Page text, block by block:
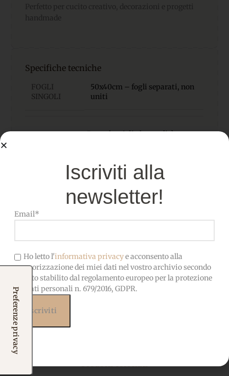
Specifiche tecniche
FOGLI
SINGOLI
50x40cm – fogli separati, non
uniti
Pannolenci di alta qualità,
Iscriviti alla
newsletter!
Email*
Ho letto l'informativa privacye acconsento alla
memorizzazione dei miei dati nel vostro archivio secondo
quanto stabilito dal regolamento europeo per la protezione
dei dati personali n. 679/2016, GDPR.